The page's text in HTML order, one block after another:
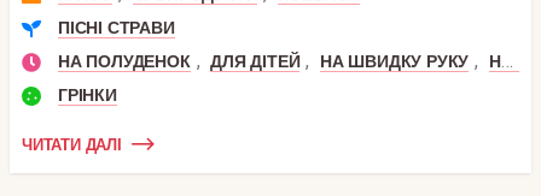
ПІСНІ СТРАВИ
НА ПОЛУДЕНОК , ДЛЯ ДІТЕЙ , НА ШВИДКУ РУКУ ,
НА СНІДАНОК
ГРІНКИ
ЧИТАТИ ДАЛІ